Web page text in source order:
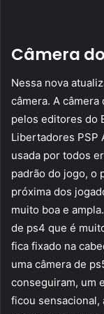
Câmera
Nessa nova
câmera. A câmera
pelos editores do
Libertadores PSP
usada por todos
padrão do jogo, o
próxima dos
muito boa e
de ps4 que é
fica fixado na
uma câmera de
conseguiram, um
ficou sensacional,